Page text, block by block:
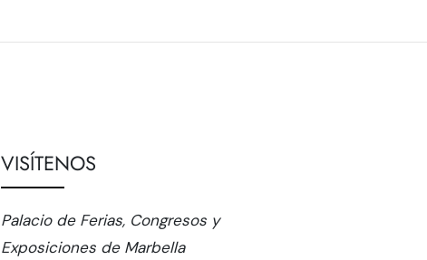
VISÍTENOS
Palacio de Ferias, Congresos y
Exposiciones de Marbella